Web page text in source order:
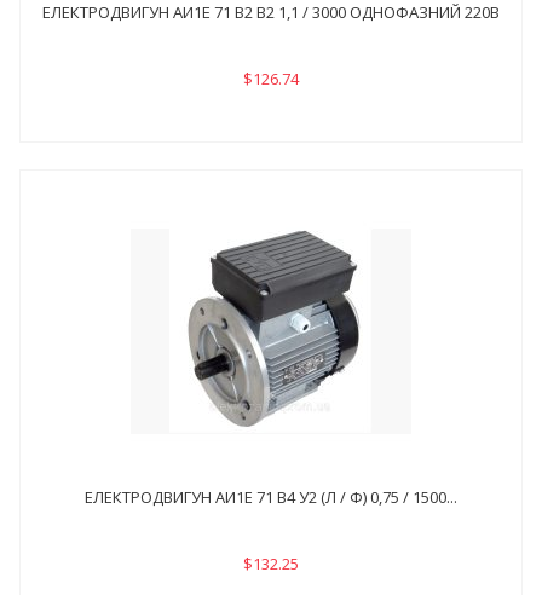
ЕЛЕКТРОДВИГУН АИ1Е 71 В2 В2 1,1 / 3000 ОДНОФАЗНИЙ 220В
$126.74
ЕЛЕКТРОДВИГУН АИ1Е 71 В4 У2 (Л / Ф) 0,75 / 1500...
$132.25